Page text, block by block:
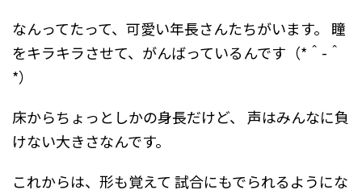
なんってたって、可愛い年長さんたちがいます。
瞳
をキラキラさせて、がんばっているんです（*＾-＾
*）
床からちょっとしかの身長だけど、
声はみんなに負
けない大きさなんです。
これからは、形も覚えて 試合にもでられるようにな